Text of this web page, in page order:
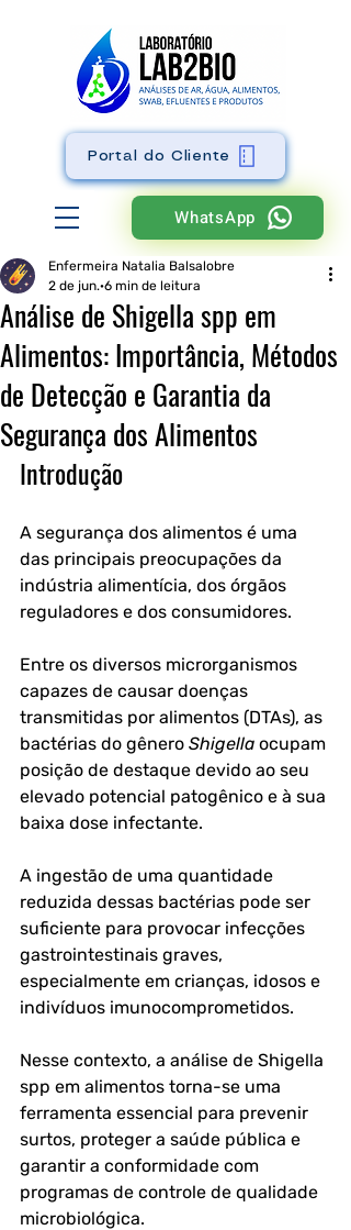
WhatsApp
Portal do Cliente
Análise de Shigella spp em
Alimentos: Importância, Métodos
de Detecção e Garantia da
Segurança dos Alimentos
Enfermeira Natalia Balsalobre
2 de jun. 6 min de leitura
Introdução
A segurança dos alimentos é uma
das principais preocupações da
indústria alimentícia, dos órgãos
reguladores e dos consumidores.
Entre os diversos microrganismos
capazes de causar doenças
transmitidas por alimentos (DTAs), as
bactérias do gênero Shigella ocupam
posição de destaque devido ao seu
elevado potencial patogênico e à sua
baixa dose infectante.
A ingestão de uma quantidade
reduzida dessas bactérias pode ser
suficiente para provocar infecções
gastrointestinais graves,
especialmente em crianças, idosos e
indivíduos imunocomprometidos.
Nesse contexto, a análise de Shigella
spp em alimentos torna-se uma
ferramenta essencial para prevenir
surtos, proteger a saúde pública e
garantir a conformidade com
programas de controle de qualidade
microbiológica.